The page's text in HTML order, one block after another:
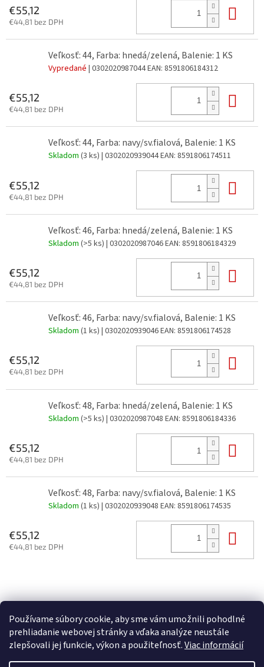
Používame súbory cookie, aby sme vám umožnili pohodlné
prehliadanie webovej stránky a vďaka analýze neustále
zlepšovali jej funkcie, výkon a použiteľnosť.Viac informácií
€55,12
€44,81 bez DPH
Veľkosť: 44, Farba: hnedá/zelená, Balenie: 1 KS
Vypredané | 0302020987044EAN: 8591806184312
€55,12
€44,81 bez DPH
Veľkosť: 44, Farba: navy/sv.fialová, Balenie: 1 KS
Skladom (3 ks) | 0302020939044EAN: 8591806174511
€55,12
€44,81 bez DPH
Veľkosť: 46, Farba: hnedá/zelená, Balenie: 1 KS
Skladom (>5 ks) | 0302020987046EAN: 8591806184329
€55,12
€44,81 bez DPH
Veľkosť: 46, Farba: navy/sv.fialová, Balenie: 1 KS
Skladom (1 ks) | 0302020939046EAN: 8591806174528
€55,12
€44,81 bez DPH
Veľkosť: 48, Farba: hnedá/zelená, Balenie: 1 KS
Skladom (>5 ks) | 0302020987048 EAN: 8591806184336
€55,12
€44,81 bez DPH
Veľkosť: 48, Farba: navy/sv.fialová, Balenie: 1 KS
Skladom (1 ks) | 0302020939048 EAN: 8591806174535
€55,12
€44,81 bez DPH
á